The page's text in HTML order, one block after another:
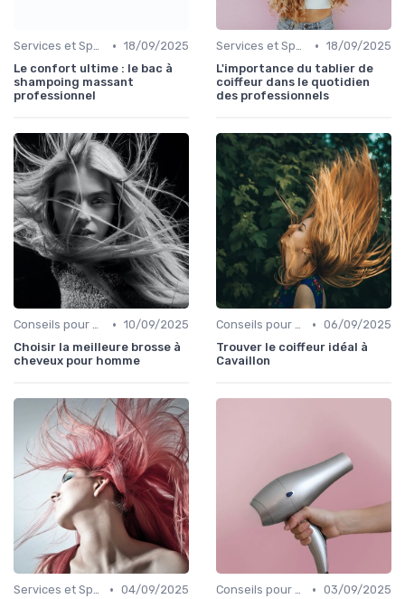
Services et Spécialités • 18/09/2025
Le confort ultime : le bac à
shampoing massant
professionnel
Services et Spécialités • 18/09/2025
L'importance du tablier de
coiffeur dans le quotidien
des professionnels
Conseils pour Choisir son Coiffeur • 10/09/2025
Choisir la meilleure brosse à
cheveux pour homme
Conseils pour Choisir son Coiffeur • 06/09/2025
Trouver le coiffeur idéal à
Cavaillon
Services et Spécialités • 04/09/2025
Conseils pour Choisir son Coiffeur • 03/09/2025